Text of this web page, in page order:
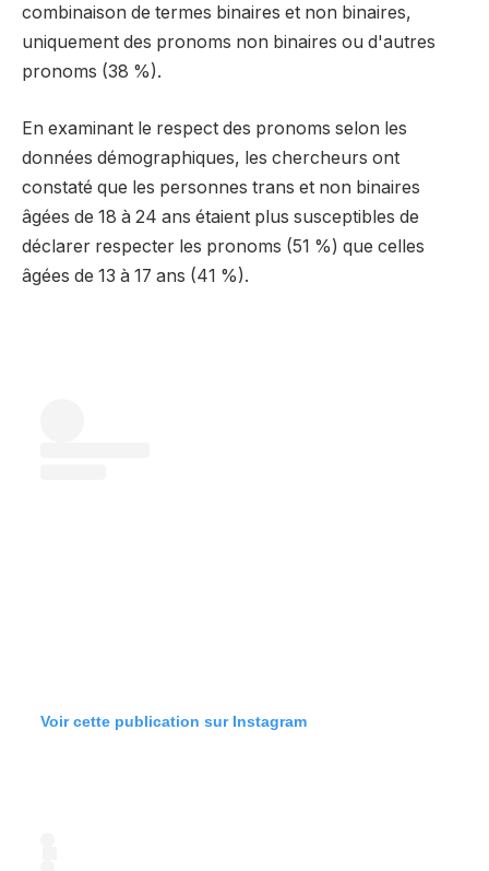
combinaison de termes binaires et non binaires,
uniquement des pronoms non binaires ou d'autres
pronoms (38 %).
En examinant le respect des pronoms selon les
données démographiques, les chercheurs ont
constaté que les personnes trans et non binaires
âgées de 18 à 24 ans étaient plus susceptibles de
déclarer respecter les pronoms (51 %) que celles
âgées de 13 à 17 ans (41 %).
Voir cette publication sur Instagram